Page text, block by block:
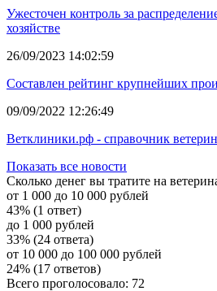
Ужесточен контроль за
хозяйстве
26/09/2023 14:02:59
Составлен рейтинг крупнейших
09/09/2022 12:26:49
Ветклиники.рф - справочник
Показать все новости
Сколько денег вы тратите на
от 1 000 до 10 000 рублей
43% (1 ответ)
до 1 000 рублей
33% (24 ответа)
от 10 000 до 100 000 рублей
24% (17 ответов)
Всего проголосовало: 72